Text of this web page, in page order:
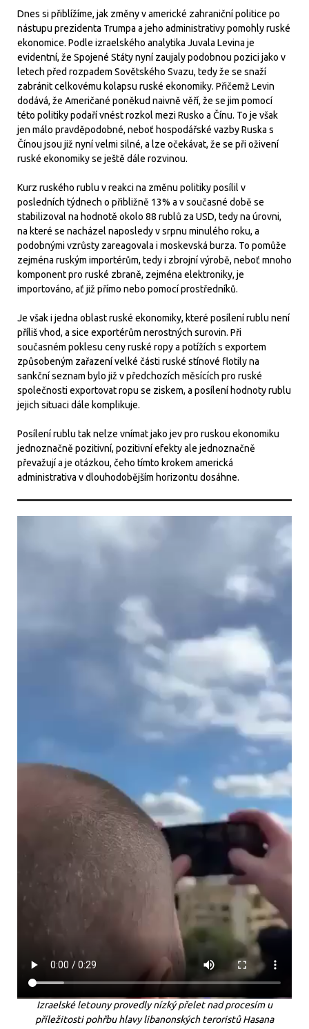
Dnes si přiblížíme, jak změny v americké zahraniční politice po
nástupu prezidenta Trumpa a jeho administrativy pomohly ruské
ekonomice. Podle izraelského analytika Juvala Levina je
evidentní, že Spojené Státy nyní zaujaly podobnou pozici jako v
letech před rozpadem Sovětského Svazu, tedy že se snaží
zabránit celkovému kolapsu ruské ekonomiky. Přičemž Levin
dodává, že Američané poněkud naivně věří, že se jim pomocí
této politiky podaří vnést rozkol mezi Rusko a Čínu. To je však
jen málo pravděpodobné, neboť hospodářské vazby Ruska s
Čínou jsou již nyní velmi silné, a lze očekávat, že se při oživení
ruské ekonomiky se ještě dále rozvinou.
Kurz ruského rublu v reakci na změnu politiky posílil v
posledních týdnech o přibližně 13% a v současné době se
stabilizoval na hodnotě okolo 88 rublů za USD, tedy na úrovni,
na které se nacházel naposledy v srpnu minulého roku, a
podobnými vzrůsty zareagovala i moskevská burza. To pomůže
zejména ruským importérům, tedy i zbrojní výrobě, neboť mnoho
komponent pro ruské zbraně, zejména elektroniky, je
importováno, ať již přímo nebo pomocí prostředníků.
Je však i jedna oblast ruské ekonomiky, které posílení rublu není
příliš vhod, a sice exportérům nerostných surovin. Při
současném poklesu ceny ruské ropy a potížích s exportem
způsobeným zařazení velké části ruské stínové flotily na
sankční seznam bylo již v předchozích měsících pro ruské
společnosti exportovat ropu se ziskem, a posílení hodnoty rublu
jejich situaci dále komplikuje.
Posílení rublu tak nelze vnímat jako jev pro ruskou ekonomiku
jednoznačně pozitivní, pozitivní efekty ale jednoznačně
převažují a je otázkou, čeho tímto krokem americká
administrativa v dlouhodobějším horizontu dosáhne.
Izraelské letouny provedly nízký přelet nad procesím u
příležitosti pohřbu hlavy libanonských teroristů Hasana